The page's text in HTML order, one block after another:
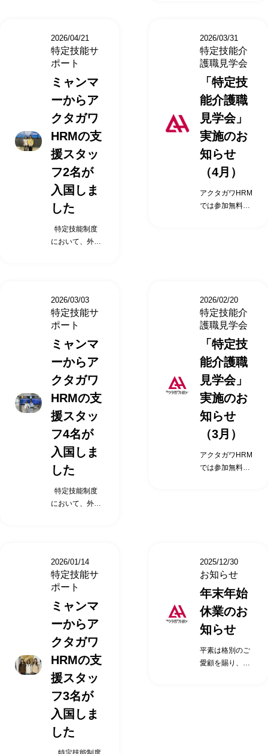
ない場合もお気
軽にご相談くだ
さい。 株式会社
アクタガワにて
活躍中の特定技
能外国人へのイ
ンタビュー、活
用している施設
の施設長にその
ポイントを直接
聞けるチャンス
です。 ご参加
いただいたお客
様からは、こん
いています。 1
時間+αの見学会
の方と話がで
き、日本語力に
驚いた。 受け入
苦労話と、その
時どう対応した
か聞く事がで
き、特定技能を
受け入れるイメ
ージができた。
特定技能外国
人の活用にご興
味がある法人様
は、ぜひお申込
み・お問合わせ
集枠に限りがあ
りますので、ご
技能介護職見学
会 当日の内容
当日の流れの説
勤務している特
定技能介護職参
観…10分 施設長
との面談(導入で
苦労したこと・
良かったこと)…
10分 特定技能介
護職との面談…
20分 特定技能全
応答…15分 ア
クタガワ特定技
ない場合もお気
軽にご相談くだ
さい。 株式会社
アクタガワにて
活躍中の特定技
能外国人へのイ
ンタビュー、活
用している施設
の施設長にその
ポイントを直接
聞けるチャンス
いただいたお客
様からは、こん
の方と話がで
き、日本語力に
驚いた。 受け入
苦労話と、その
時どう対応した
か聞く事がで
き、特定技能を
受け入れるイメ
ージができた。
特定技能外国
人の活用にご興
は、ぜひお申込
み・お問合わせ
技能介護職見学
会 当日の内容
明…5分 実際に
勤務している特
定技能介護職参
観…10分 施設長
との面談(導入で
苦労したこと・
能介護職見学会
開催日時 2026
年6月04日
（木）14時00分
～15時00分
2026年6月11日
（木）14時00分
～15時00分
2026年6月18日
（木）14時00分
～15時00分
（木）14時00分
～15時00分
は、変更となる
場合がありま
さい。 株式会社
アクタガワにて
活躍中の特定技
能外国人へのイ
ンタビュー、活
用している施設
の施設長にその
ポイントを直接
です。 ご参加
いただいたお客
様からは、こん
な意見をいただ
いています。 1
の時間がちょう
どよかった。 直
驚いた。 受け入
れ先の施設長の
苦労話と、その
か聞く事がで
き、特定技能を
ージができた。
特定技能外国
人の活用にご興
味がある法人様
は、ぜひお申込
み・お問合わせ
ください。 （募
集枠に限りがあ
りますので、ご
します。 特定技
能介護職見学会
開催日時 2026
年5月12日
（火）14時00分
～15時00分
2026年5月19日
（火）14時00分
～15時00分
2026年5月26日
（火）14時00分
～15時00分
（日時について
は、変更となる
活躍中の特定技
能外国人へのイ
ンタビュー、活
用している施設
の施設長にその
ポイントを直接
聞けるチャンス
です。 ご参加
様からは、こん
な意見をいただ
時間+αの見学会
の時間がちょう
苦労話と、その
時どう対応した
き、特定技能を
受け入れるイメ
ージができた。
特定技能外国
人の活用にご興
味がある法人様
2026/04/21
特定技能サ
ポート
ミャンマ
ーからア
クタガワ
HRMの支
援スタッ
フ2名が
入国しま
した
特定技能制度
において、外国
れ、 特定技能外
国人に対して業
務や日常生活を
円滑に行えるよ
うに、 「支援計
画」を作成し 、
支援を行うこと
が義務付けられ
ています。 上記
のような負担が
企業様にないよ
わりに支援・実
施していくこと
HRMの「登録支
援機関」の役割
サポート 入管対
応代行（提携行
政書士） 航空券
手配代行 適切な
住居確保に係る
支援 渡航前の日
本語学習支援
（eラーニング
設向け事前情報
提供 入国後の支
援サービス 日本
語学習支援（e
ラーニング） 生
2026/03/31
特定技能介
護職見学会
「特定技
能介護職
見学会」
実施のお
知らせ
（4月）
アクタガワHRM
では参加無料の
2026年4月09日
（木）14時00分
～15時00分
2026年4月16日
（木）14時00分
～15時00分
2026年4月23日
（木）14時00分
2026年4月30日
（木）14時00分
（日時について
は、変更となる
している施設の
施設長にそのポ
けるチャンスで
す。 ご参加い
からは、こんな
意見をいただい
ています。 1時
2026/03/03
特定技能サ
ポート
ミャンマ
ーからア
クタガワ
HRMの支
援スタッ
フ4名が
入国しま
した
特定技能制度
において、外国
れ、 特定技能外
国人に対して業
務や日常生活を
円滑に行えるよ
うに、 「支援計
画」を作成し 、
支援を行うこと
が義務付けられ
ています。 上記
のような負担が
企業様にないよ
わりに支援・実
施していくこと
2026/02/20
特定技能介
護職見学会
「特定技
能介護職
見学会」
実施のお
知らせ
（3月）
アクタガワHRM
では参加無料の
00分～15時00
分 2026年3月13
日（金）14時00
分～15時00分
2026年3月17日
（火）14時00分
2026年3月27日
（金）14時00分
2026/01/14
特定技能サ
ポート
ミャンマ
ーからア
クタガワ
HRMの支
援スタッ
フ3名が
入国しま
した
2025/12/30
お知らせ
年末年始
休業のお
知らせ
平素は格別のご
愛顧を賜り、厚